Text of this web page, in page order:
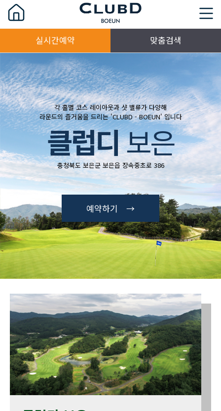
실시간예약 맞춤검색
각 홀별 코스 레이아웃과 샷 밸류가 다양해
라운드의 즐거움을 드리는 'CLUBD - BOEUN' 입니다
클럽디보은
충청북도 보은군 보은읍 장속중초로 386
예약하기 →